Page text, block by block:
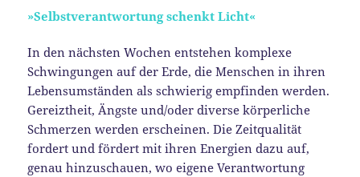
»Selbstverantwortung schenkt Licht«
In den nächsten Wochen entstehen komplexe
Schwingungen auf der Erde, die Menschen in ihren
Lebensumständen als schwierig empfinden werden.
Gereiztheit, Ängste und/oder diverse körperliche
Schmerzen werden erscheinen. Die Zeitqualität
fordert und fördert mit ihren Energien dazu auf,
genau hinzuschauen, wo eigene Verantwortung